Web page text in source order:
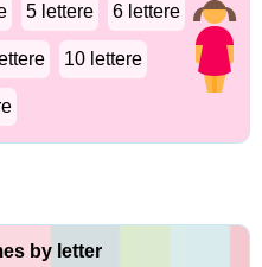
5 lettere 6 lettere
10 lettere
by letter